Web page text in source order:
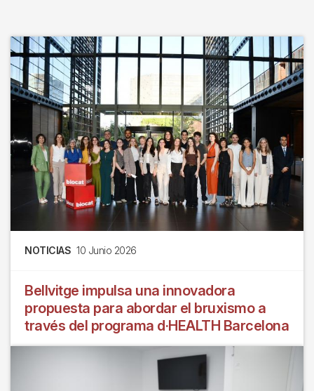
NOTICIAS 10 Junio 2026
Bellvitge impulsa una innovadora
propuesta para abordar el bruxismo a
través del programa d·HEALTH Barcelona